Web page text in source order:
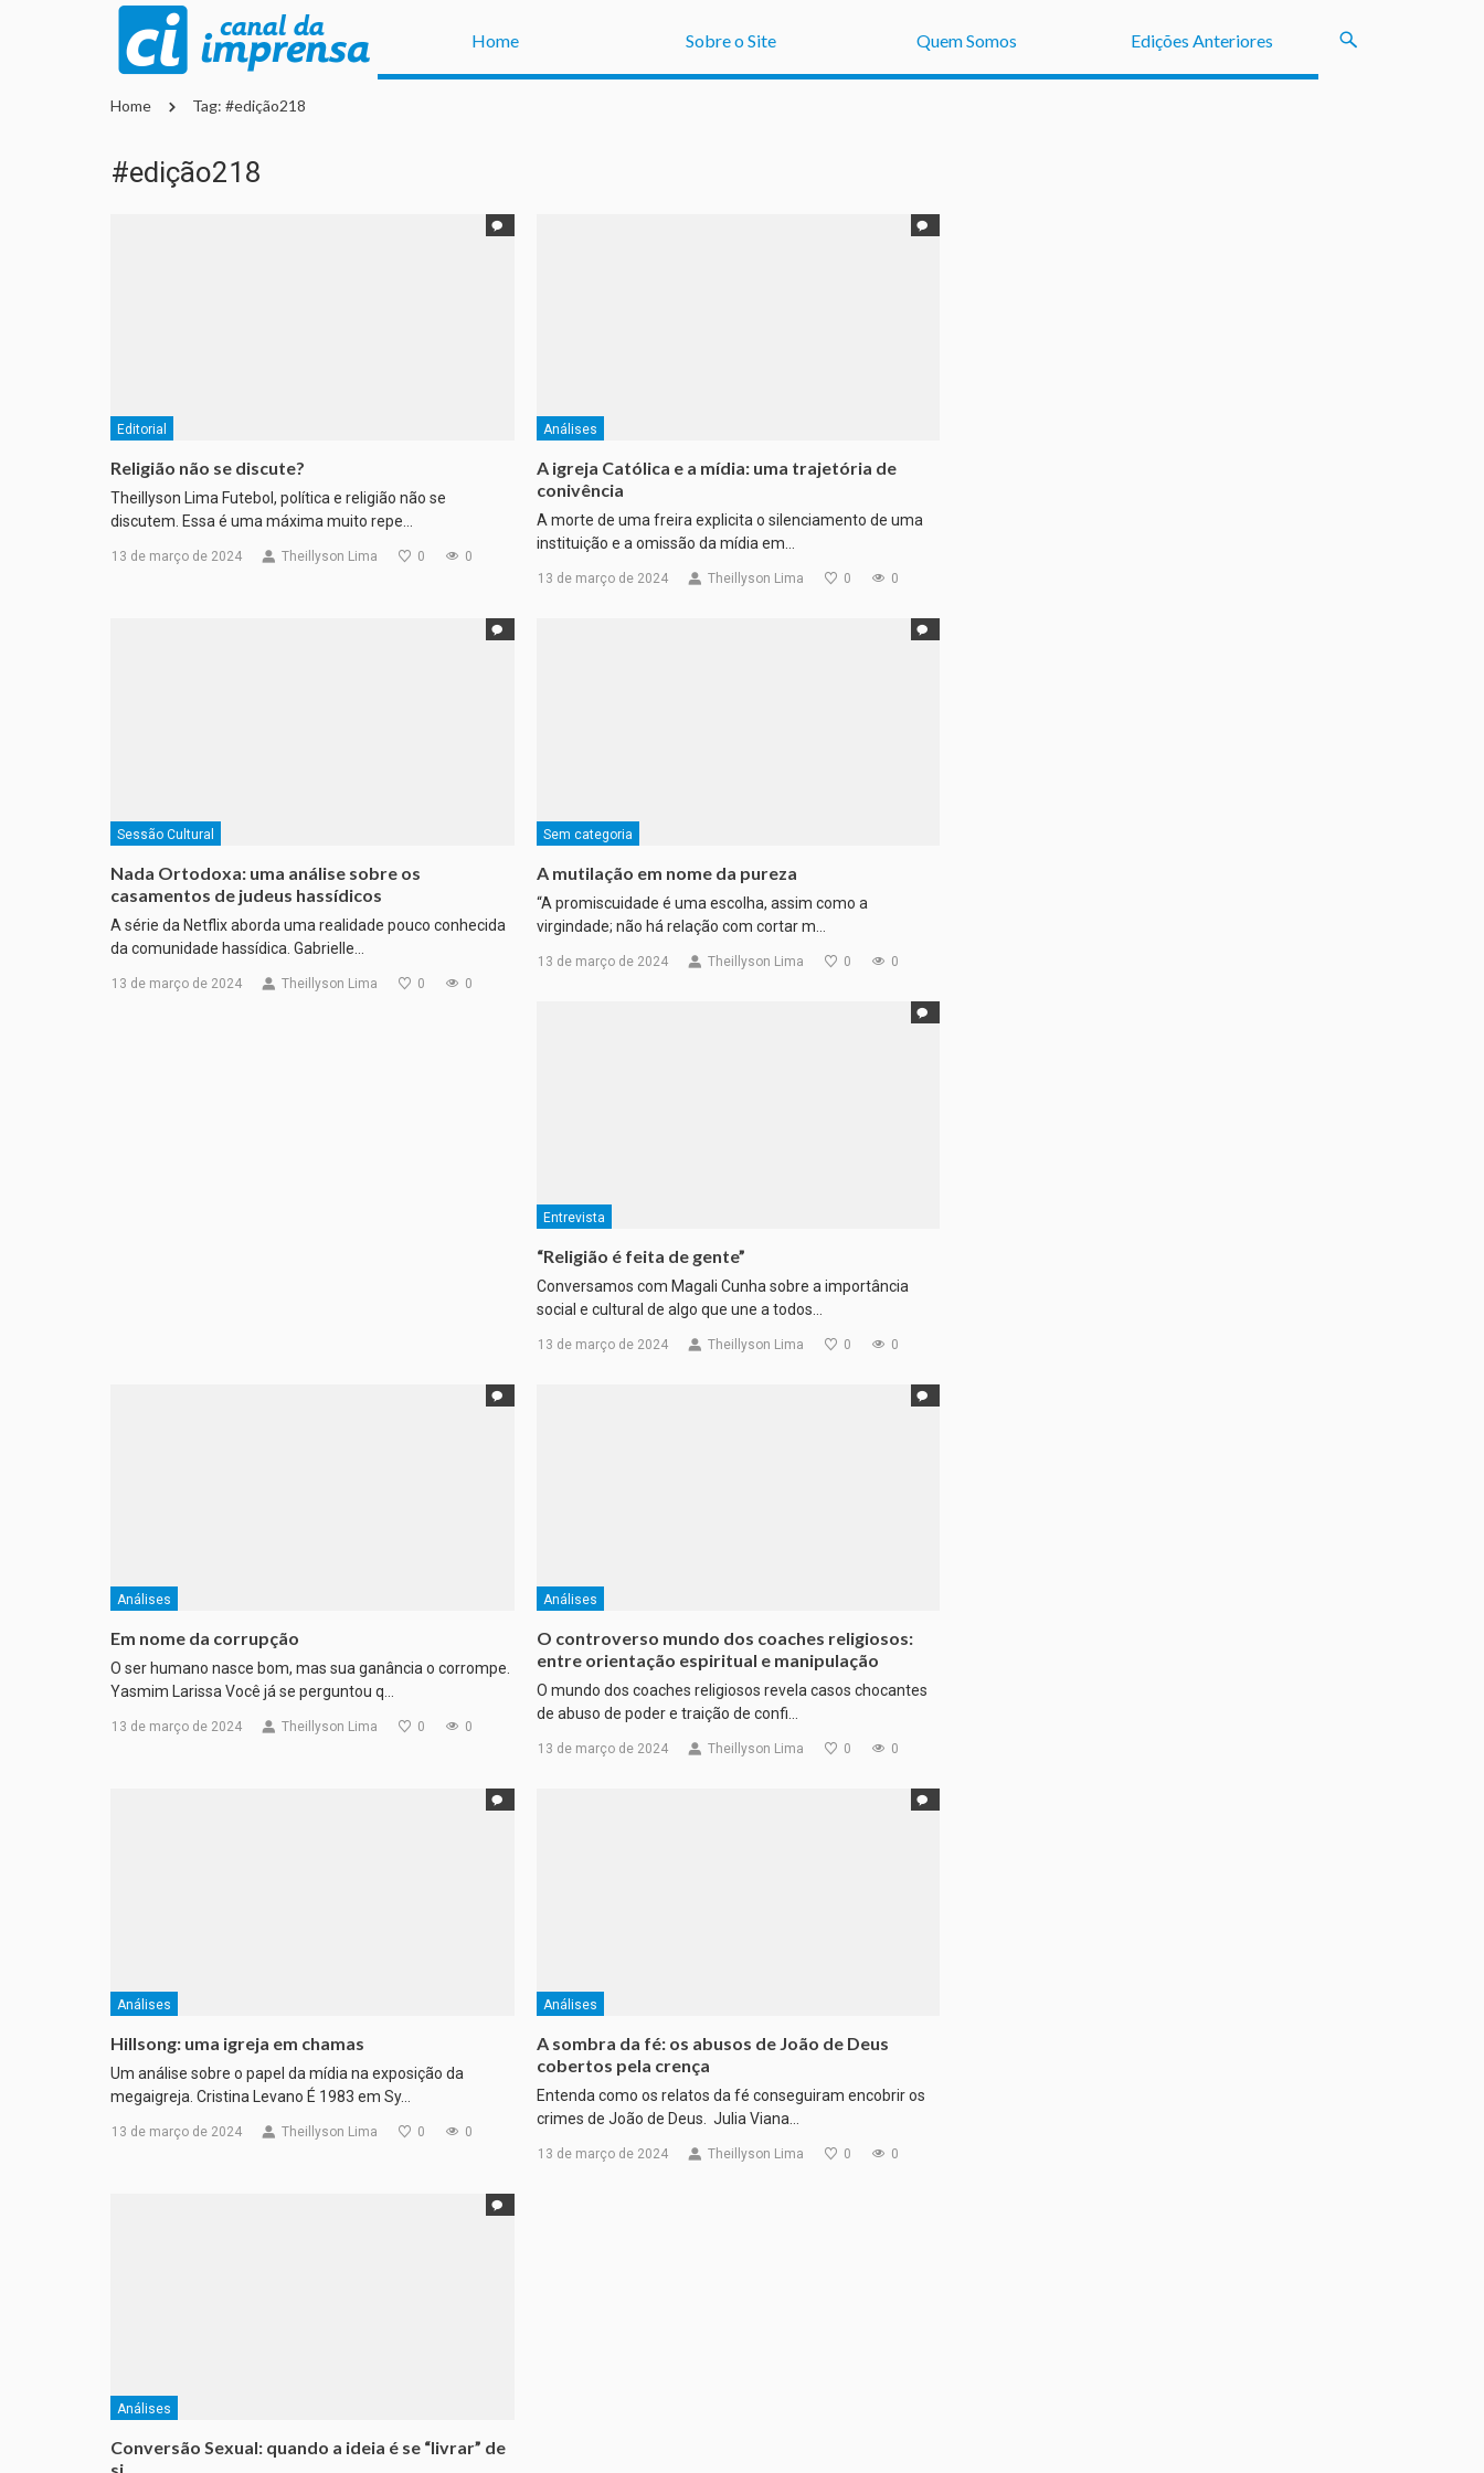
Home Sobre o Site Quem Somos Edições Anteriores
Home Tag: #edição218
#edição218
Editorial
Religião não se discute?
Theillyson Lima Futebol, política e religião não se
discutem. Essa é uma máxima muito repe…
13 de março de 2024 Theillyson Lima 0 0
Análises
A igreja Católica e a mídia: uma trajetória de
conivência
A morte de uma freira explicita o silenciamento de uma
instituição e a omissão da mídia em…
13 de março de 2024 Theillyson Lima 0 0
Sessão Cultural
Nada Ortodoxa: uma análise sobre os
casamentos de judeus hassídicos
A série da Netflix aborda uma realidade pouco conhecida
da comunidade hassídica. Gabrielle…
13 de março de 2024 Theillyson Lima 0 0
Sem categoria
A mutilação em nome da pureza
“A promiscuidade é uma escolha, assim como a
virgindade; não há relação com cortar m…
13 de março de 2024 Theillyson Lima 0 0
Entrevista
“Religião é feita de gente”
Conversamos com Magali Cunha sobre a importância
social e cultural de algo que une a todos…
13 de março de 2024 Theillyson Lima 0 0
Análises
Em nome da corrupção
O ser humano nasce bom, mas sua ganância o corrompe.
Yasmim Larissa Você já se perguntou q…
13 de março de 2024 Theillyson Lima 0 0
Análises
O controverso mundo dos coaches religiosos:
entre orientação espiritual e manipulação
O mundo dos coaches religiosos revela casos chocantes
de abuso de poder e traição de confi…
13 de março de 2024 Theillyson Lima 0 0
Análises
Hillsong: uma igreja em chamas
Um análise sobre o papel da mídia na exposição da
megaigreja. Cristina Levano É 1983 em Sy…
13 de março de 2024 Theillyson Lima 0 0
Análises
A sombra da fé: os abusos de João de Deus
cobertos pela crença
Entenda como os relatos da fé conseguiram encobrir os
crimes de João de Deus. Julia Viana…
13 de março de 2024 Theillyson Lima 0 0
Análises
Conversão Sexual: quando a ideia é se “livrar” de